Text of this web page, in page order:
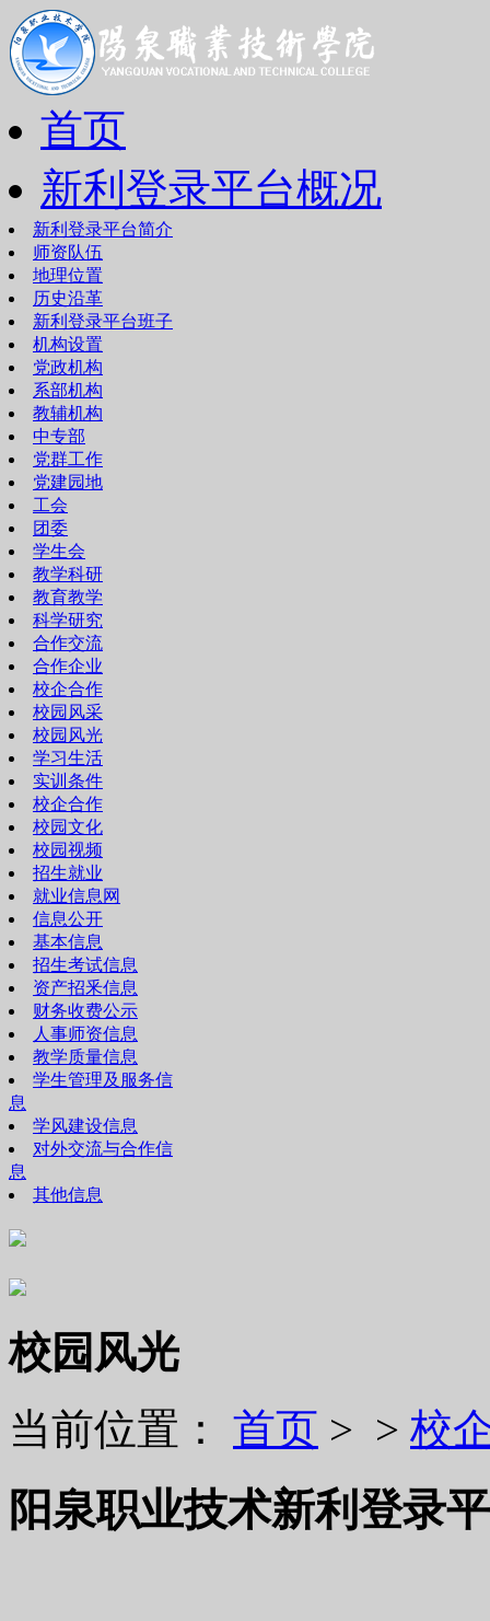
首页
新利登录平台概况
新利登录平台简介
师资队伍
地理位置
历史沿革
新利登录平台班子
机构设置
党政机构
系部机构
教辅机构
中专部
党群工作
党建园地
工会
团委
学生会
教学科研
教育教学
科学研究
合作交流
合作企业
校企合作
校园风采
校园风光
学习生活
实训条件
校企合作
校园文化
校园视频
招生就业
就业信息网
信息公开
基本信息
招生考试信息
资产招釆信息
财务收费公示
人事师资信息
教学质量信息
学生管理及服务信
息
学风建设信息
对外交流与合作信
息
其他信息
校园风光
当前位置：
首页 > > 校
阳泉职业技术新利登录